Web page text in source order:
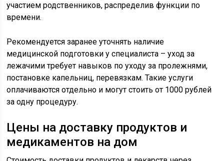
участием родственников, распределив функции по
времени.
Рекомендуется заранее уточнять наличие
медицинской подготовки у специалиста – уход за
лежачими требует навыков по уходу за пролежнями,
постановке капельниц, перевязкам. Такие услуги
оплачиваются отдельно и могут стоить от 1000 рублей
за одну процедуру.
Цены на доставку продуктов и
медикаментов на дом